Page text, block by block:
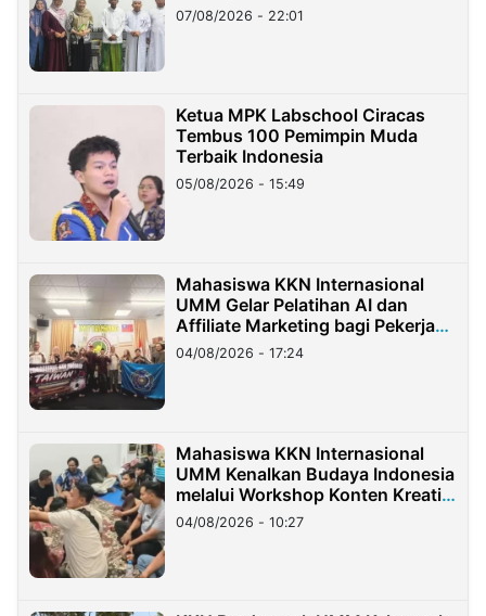
07/08/2026 - 22:01
Ketua MPK Labschool Ciracas
Tembus 100 Pemimpin Muda
Terbaik Indonesia
05/08/2026 - 15:49
Mahasiswa KKN Internasional
UMM Gelar Pelatihan AI dan
Affiliate Marketing bagi Pekerja
Migran Indonesia di Taiwan
04/08/2026 - 17:24
Mahasiswa KKN Internasional
UMM Kenalkan Budaya Indonesia
melalui Workshop Konten Kreatif
di Taiwan
04/08/2026 - 10:27